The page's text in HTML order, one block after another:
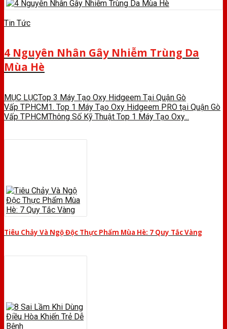
Tin Tức
4 Nguyên Nhân Gây Nhiễm Trùng Da
Mùa Hè
MỤC LỤCTop 3 Máy Tạo Oxy Hidgeem Tại Quận Gò
Vấp TPHCM1. Top 1 Máy Tạo Oxy Hidgeem PRO tại Quận Gò
Vấp TPHCMThông Số Kỹ Thuật Top 1 Máy Tạo Oxy...
Tiêu Chảy Và Ngộ Độc Thực Phẩm Mùa Hè: 7 Quy Tắc Vàng